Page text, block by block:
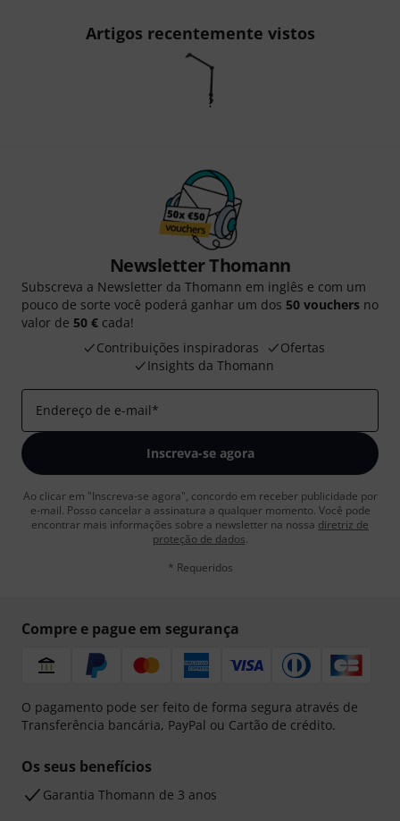
Artigos recentemente vistos
Newsletter Thomann
Subscreva a Newsletter da Thomann em inglês e com um
pouco de sorte você poderá ganhar um dos 50 vouchers no
valor de 50 € cada!
Contribuições inspiradoras
Ofertas
Insights da Thomann
Endereço de e-mail*
Inscreva-se agora
Ao clicar em "Inscreva-se agora", concordo em receber publicidade por
e-mail. Posso cancelar a assinatura a qualquer momento. Você pode
encontrar mais informações sobre a newsletter na nossa diretriz de
proteção de dados.
* Requeridos
Compre e pague em segurança
O pagamento pode ser feito de forma segura através de
Transferência bancária, PayPal ou Cartão de crédito.
Os seus benefícios
Garantia Thomann de 3 anos